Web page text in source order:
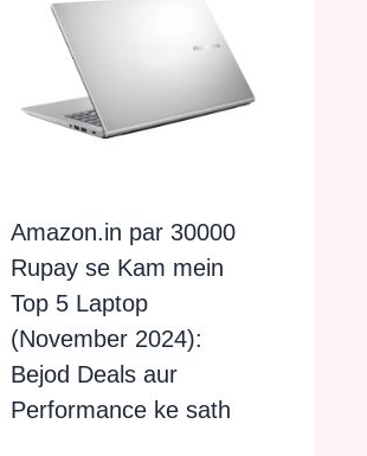
Amazon.in par 30000
Rupay se Kam mein
Top 5 Laptop
(November 2024):
Bejod Deals aur
Performance ke sath